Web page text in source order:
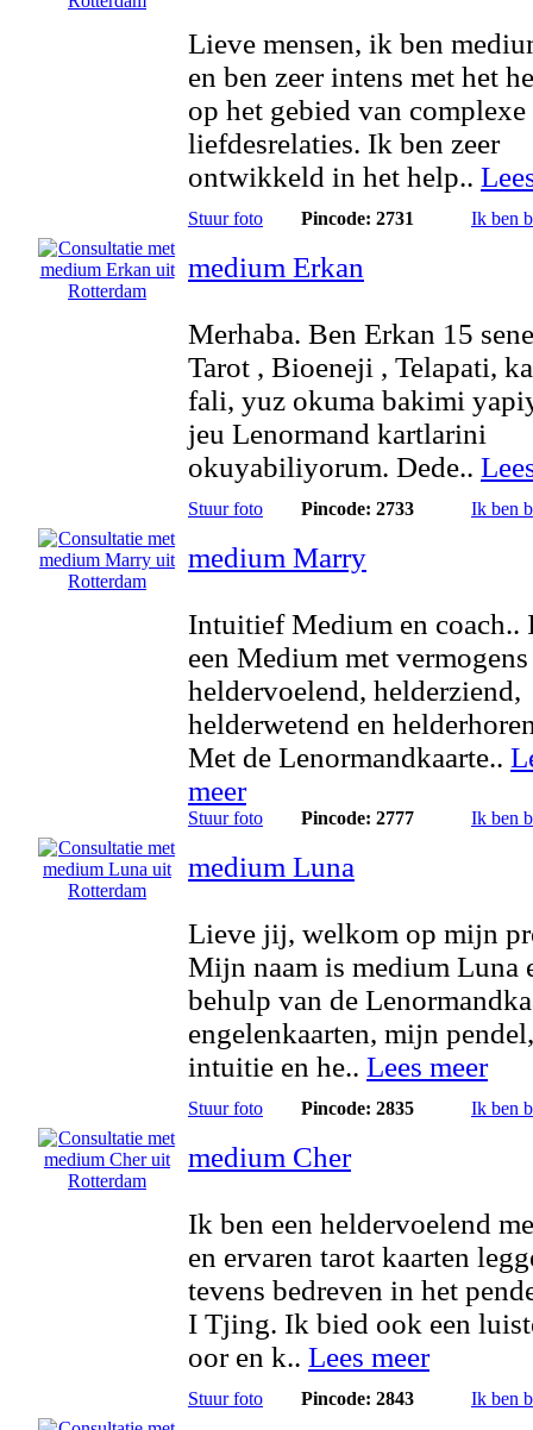
Lieve mensen, ik ben
en ben zeer intens met het
op het gebied van complexe
liefdesrelaties. Ik ben zeer
ontwikkeld in het help..
Stuur foto Pincode: 2731 Ik ben
medium Erkan
Merhaba. Ben Erkan 15
Tarot , Bioeneji , Telapati,
fali, yuz okuma bakimi
jeu Lenormand kartlarini
okuyabiliyorum. Dede..
Stuur foto Pincode: 2733 Ik ben
medium Marry
Intuitief Medium en coach..
een Medium met vermogens
heldervoelend, helderziend,
helderwetend en
Met de Lenormandkaarte..
meer
Stuur foto Pincode: 2777 Ik ben
medium Luna
Lieve jij, welkom op mijn
Mijn naam is medium Luna
behulp van de
engelenkaarten, mijn pendel,
intuitie en he.. Lees meer
Stuur foto Pincode: 2835 Ik ben
medium Cher
Ik ben een heldervoelend
en ervaren tarot kaarten
tevens bedreven in het
I Tjing. Ik bied ook een
oor en k.. Lees meer
Stuur foto Pincode: 2843 Ik ben